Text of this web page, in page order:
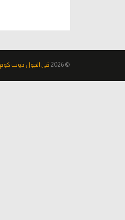
© 2026 فى الجول دوت كوم